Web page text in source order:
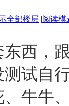
全部楼层 |阅读模
西，
试自
牛牛